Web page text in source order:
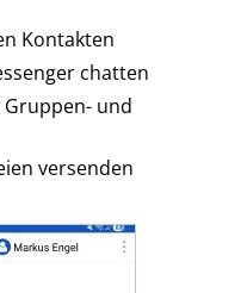
Kontakten
chatten
und
versenden